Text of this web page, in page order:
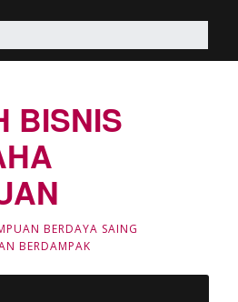
BISNIS
BERDAYA SAING
BERDAMPAK